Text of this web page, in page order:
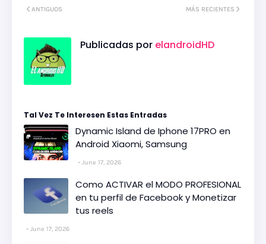
MÁS RECIENTES
ANTIGUOS
Publicadas por elandroidHD
Tal Vez Te Interesen Estas Entradas
Dynamic Island de Iphone 17PRO en
Android Xiaomi, Samsung
June 17, 2026
Como ACTIVAR el MODO PROFESIONAL
en tu perfil de Facebook y Monetizar
tus reels
June 17, 2026